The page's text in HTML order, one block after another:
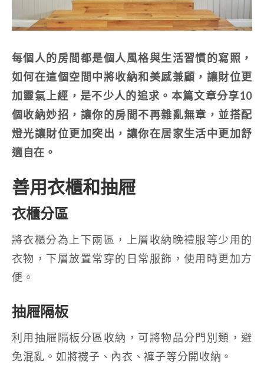
每個人的房間都是個人風格與生活習慣的寫照，
如何在這個空間中將收納和美感兼顧，讓財位更
加靈氣上經，是不少人的追求。本篇文章分享10
個收納妙招，讓你的房間不再雜亂無章，並搭配
燈光讓財位更加突出，讓你在居家生活中更加舒
適自在。
善用衣櫃和抽屜
衣櫃分區
將衣櫃分為上下兩區，上層收納晚禮服等少用的
衣物，下層放置常穿的日常服飾，使用時更加方
便。
抽屜隔板
利用抽屜隔板分區收納，可將物品分門別類，避
免混亂。如將襪子、內衣、褲子等分開收納。